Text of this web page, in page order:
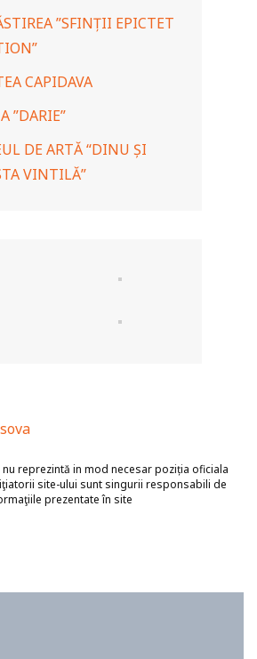
”SFINȚII EPICTET
CAPIDAVA
”DARIE”
DE ARTĂ “DINU ȘI
VINTILĂ”
reprezintă in mod necesar poziția oficiala
site-ului sunt singurii responsabili de
prezentate în site